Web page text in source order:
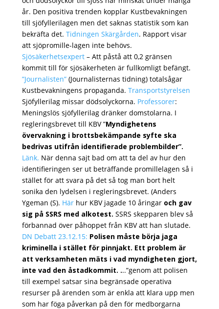
år. Den positiva trenden kopplar Kustbevakningen
till sjöfyllerilagen men det saknas statistik som kan
bekräfta det. Tidningen Skärgården. Rapport visar
att sjöpromille-lagen inte behövs.
Sjösäkerhetsexpert– Att påstå att 0,2 gränsen
kommit till för sjösäkerheten är fullkomligt befängt.
”Journalisten”(Journalisternas tidning) totalsågar
Kustbevakningens propaganda. Transportstyrelsen
Sjöfyllerilag missar dödsolyckorna. Professorer:
Meningslös sjöfyllerilag dränker domstolarna. I
regleringsbrevet till KBV ”Myndighetens
övervakning i brottsbekämpande syfte ska
bedrivas utifrån identifierade problembilder”.
Länk. När denna sajt bad om att ta del av hur den
identifieringen ser ut beträffande promillelagen så i
stället för att svara på det så tog man bort helt
sonika den lydelsen i regleringsbrevet. (Anders
Ygeman (S). Här hur KBV jagade 10 åringar och gav
sig på SSRS med alkotest. SSRS skepparen blev så
förbannad över påhoppet från KBV att han slutade.
DN Debatt 23.12.15: Polisen måste börja jaga
kriminella i stället för pinnjakt. Ett problem är
att verksamheten mäts i vad myndigheten gjort,
inte vad den åstadkommit. ...”genom att polisen
till exempel satsar sina begränsade operativa
resurser på ärenden som är enkla att klara upp men
som har föga påverkan på den för medborgarna